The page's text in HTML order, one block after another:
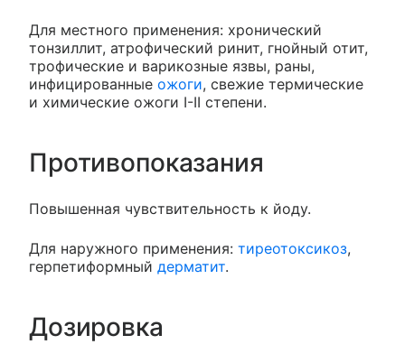
Для местного применения: хронический
тонзиллит, атрофический ринит, гнойный отит,
трофические и варикозные язвы, раны,
инфицированные ожоги, свежие термические
и химические ожоги I-II степени.
Противопоказания
Повышенная чувствительность к йоду.
Для наружного применения: тиреотоксикоз,
герпетиформный дерматит.
Дозировка